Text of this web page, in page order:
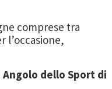
comprese tra
l’occasione,
dello Sport di